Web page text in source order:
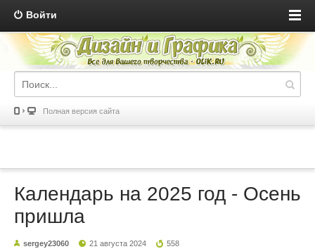
Войти
Полная версия сайта
Календарь на 2025 год - Осень
пришла
sergey23060 21 августа 2024 558